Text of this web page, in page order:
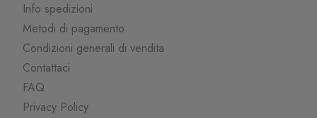
Info spedizioni
Metodi di pagamento
Condizioni generali di vendita
Contattaci
FAQ
Privacy Policy